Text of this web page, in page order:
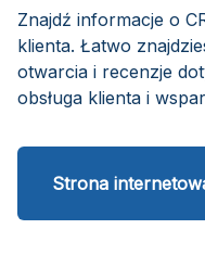
Znajdź informacje o
klienta. Łatwo
otwarcia i recenzje
obsługa klienta i
Strona